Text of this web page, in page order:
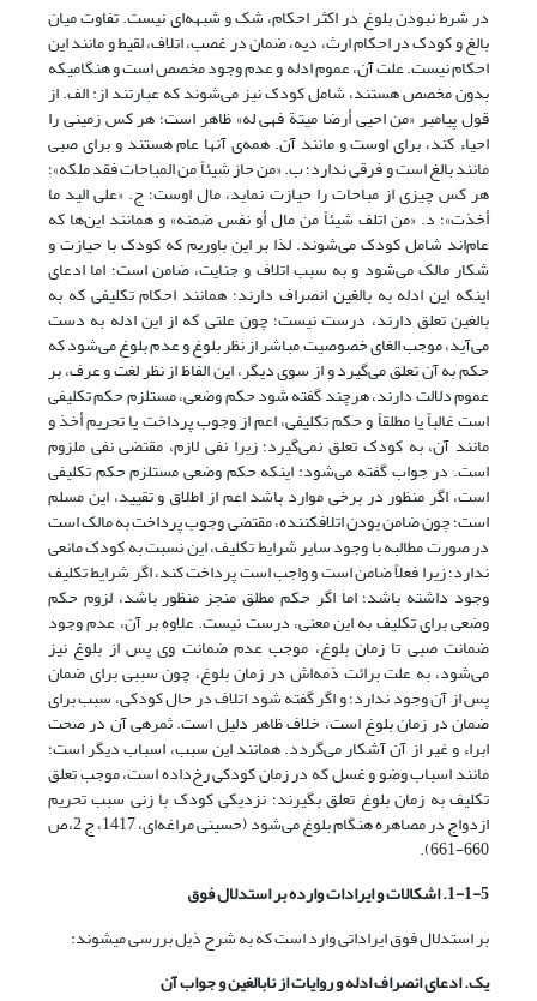
در شرط نبودن بلوغ در اکثر احکام، شک و شبهه‌ای نیست. تفاوت میان
بالغ و کودک در احکام ارث، دیه، ضمان در غصب، اتلاف، لقیط و مانند این
احکام نیست. علت آن، عموم ادله و عدم وجود مخصص است و هنگامی­که
بدون مخصص هستند، شامل کودک نیز می‌شوند که عبارتند از: الف. از
قول پیامبر «من احیی أرضا میتة فهی له» ظاهر است؛ هر کس زمینی را
احیاء کند، برای اوست و مانند آن. همه‌ی آنها عام هستند و برای صبی
مانند بالغ است و فرقی ندارد؛ ب. «من حاز شیئاً من المباحات فقد ملکه»؛
هر کس چیزی از مباحات را حیازت نماید، مال اوست؛ ج. «علی الید ما
أخذت»؛ د. «من اتلف شیئاً من مال أو نفس ضمنه» و همانند این‌ها که
عام‌اند شامل کودک می‌شوند. لذا بر این باوریم که کودک با حیازت و
شکار مالک می‌شود و به سبب اتلاف و جنایت، ضامن است؛ اما ادعای
اینکه این ادله به بالغین انصراف دارند؛ همانند احکام تکلیفی که به
بالغین تعلق دارند، درست نیست؛ چون علتی که از این ادله به دست
می‌آید، موجب الغای خصوصیت مباشر از نظر بلوغ و عدم بلوغ می‌شود که
حکم به آن تعلق می‌گیرد و از سوی دیگر، این الفاظ از نظر لغت و عرف، بر
عموم دلالت دارند، هرچند گفته شود حکم وضعی، مستلزم حکم تکلیفی
است غالباً یا مطلقاً و حکم تکلیفی، اعم از وجوب پرداخت یا تحریم أخذ و
مانند آن، به کودک تعلق نمی‌گیرد؛ زیرا نفی لازم، مقتضی نفی ملزوم
است. در جواب گفته می‌شود: اینکه حکم وضعی مستلزم حکم تکلیفی
است، اگر منظور در برخی موارد باشد اعم از اطلاق و تقیید، این مسلم
است؛ چون ضامن بودن اتلاف­کننده، مقتضی وجوب پرداخت به مالک است
در صورت مطالبه با وجود سایر شرایط تکلیف، این نسبت به کودک مانعی
ندارد؛ زیرا فعلاً ضامن است و واجب است پرداخت کند، اگر شرایط تکلیف
وجود داشته باشد؛ اما اگر حکم مطلق منجز منظور باشد، لزوم حکم
وضعی برای تکلیف به این معنی، درست نیست. علاوه بر آن، عدم وجود
ضمانت صبی تا زمان بلوغ، موجب عدم ضمانت وی پس از بلوغ نیز
می‌شود، به علت برائت ذمه‌اش در زمان بلوغ، چون سببی برای ضمان
پس از آن وجود ندارد؛ و اگر گفته شود اتلاف در حال کودکی، سبب برای
ضمان در زمان بلوغ است، خلاف ظاهر دلیل است. ثمره­ی آن در صحت
ابراء و غیر از آن آشکار می‌گردد. همانند این سبب، اسباب دیگر است؛
مانند اسباب وضو و غسل که در زمان کودکی رخ‌داده است، موجب تعلق
تکلیف به زمان بلوغ تعلق بگیرند؛ نزدیکی کودک با زنی سبب تحریم
ازدواج در مصاهره هنگام بلوغ می‌شود (حسینی مراغه‌ای، 1417، ج 2،ص
660-661).
1-1-5. اشکالات و ایرادات وارده بر استدلال فوق
بر استدلال فوق ایراداتی وارد است که به شرح ذیل بررسی می­شوند:
یک. ادعای انصراف ادله و روایات ازنابالغین و جواب آن